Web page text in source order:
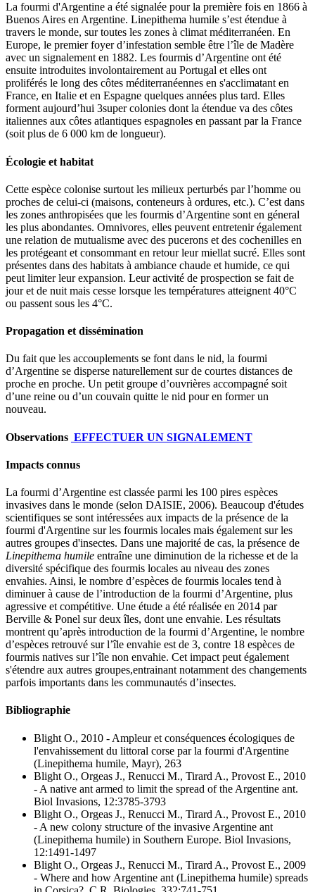
La fourmi d'Argentine a été signalée pour la première fois en 1866 à
Buenos Aires en Argentine. Linepithema humile s’est étendue à
travers le monde, sur toutes les zones à climat méditerranéen. En
Europe, le premier foyer d’infestation semble être l’île de Madère
avec un signalement en 1882. Les fourmis d’Argentine ont été
ensuite introduites involontairement au Portugal et elles ont
proliférés le long des côtes méditerranéennes en s'acclimatant en
France, en Italie et en Espagne quelques années plus tard. Elles
forment aujourd’hui 3super colonies dont la étendue va des côtes
italiennes aux côtes atlantiques espagnoles en passant par la France
(soit plus de 6 000 km de longueur).
Écologie et habitat
Cette espèce colonise surtout les milieux perturbés par l’homme ou
proches de celui-ci (maisons, conteneurs à ordures, etc.). C’est dans
les zones anthropisées que les fourmis d’Argentine sont en géneral
les plus abondantes. Omnivores, elles peuvent entretenir également
une relation de mutualisme avec des pucerons et des cochenilles en
les protégeant et consommant en retour leur miellat sucré. Elles sont
présentes dans des habitats à ambiance chaude et humide, ce qui
peut limiter leur expansion. Leur activité de prospection se fait de
jour et de nuit mais cesse lorsque les températures atteignent 40°C
ou passent sous les 4°C.
Propagation et dissémination
Du fait que les accouplements se font dans le nid, la fourmi
d’Argentine se disperse naturellement sur de courtes distances de
proche en proche. Un petit groupe d’ouvrières accompagné soit
d’une reine ou d’un couvain quitte le nid pour en former un
nouveau.
Observations EFFECTUER UN SIGNALEMENT
Impacts connus
La fourmi d’Argentine est classée parmi les 100 pires espèces
invasives dans le monde (selon DAISIE, 2006). Beaucoup d'études
scientifiques se sont intéressées aux impacts de la présence de la
fourmi d'Argentine sur les fourmis locales mais également sur les
autres groupes d'insectes. Dans une majorité de cas, la présence de
Linepithema humile entraîne une diminution de la richesse et de la
diversité spécifique des fourmis locales au niveau des zones
envahies. Ainsi, le nombre d’espèces de fourmis locales tend à
diminuer à cause de l’introduction de la fourmi d’Argentine, plus
agressive et compétitive. Une étude a été réalisée en 2014 par
Berville & Ponel sur deux îles, dont une envahie. Les résultats
montrent qu’après introduction de la fourmi d’Argentine, le nombre
d’espèces retrouvé sur l’île envahie est de 3, contre 18 espèces de
fourmis natives sur l’île non envahie. Cet impact peut également
s'étendre aux autres groupes,entrainant notamment des changements
parfois importants dans les communautés d’insectes.
Bibliographie
Blight O., 2010 - Ampleur et conséquences écologiques de
l'envahissement du littoral corse par la fourmi d'Argentine
(Linepithema humile, Mayr), 263
Blight O., Orgeas J., Renucci M., Tirard A., Provost E., 2010
- A native ant armed to limit the spread of the Argentine ant.
Biol Invasions, 12:3785-3793
Blight O., Orgeas J., Renucci M., Tirard A., Provost E., 2010
- A new colony structure of the invasive Argentine ant
(Linepithema humile) in Southern Europe. Biol Invasions,
12:1491-1497
Blight O., Orgeas J., Renucci M., Tirard A., Provost E., 2009
- Where and how Argentine ant (Linepithema humile) spreads